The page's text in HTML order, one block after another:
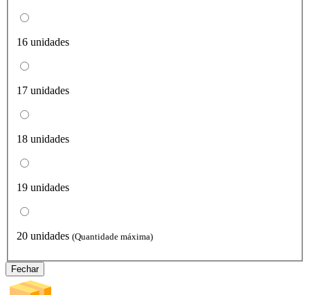
16 unidades
17 unidades
18 unidades
19 unidades
20 unidades (Quantidade máxima)
Fechar